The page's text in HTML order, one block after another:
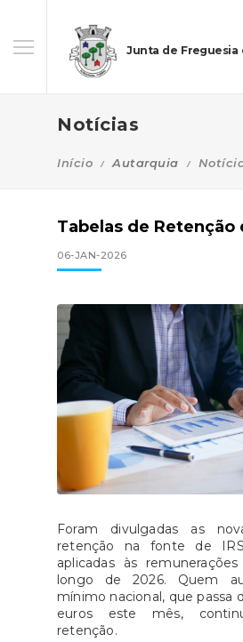
Junta de Freguesia
Notícias
Início Autarquia
Tabelas de Retenção
06-JAN-2026
Foram divulgadas as
retenção na fonte de
aplicadas às
longo de 2026. Quem
mínimo nacional, que passa
euros este mês,
retenção.